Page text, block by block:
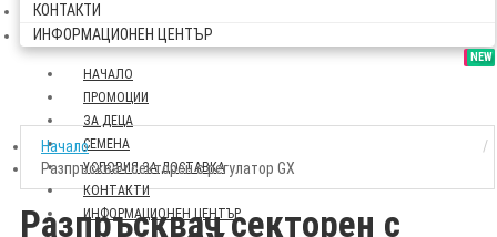
КОНТАКТИ
ИНФОРМАЦИОНЕН ЦЕНТЪР
НАЧАЛО
SALE
ПРОМОЦИИ
NEW
ЗА ДЕЦА
СЕМЕНА
УСЛОВИЯ ЗА ДОСТАВКА
КОНТАКТИ
ИНФОРМАЦИОНЕН ЦЕНТЪР
Начало
Разпръсквач секторен с регулатор GX
Разпръсквач секторен с